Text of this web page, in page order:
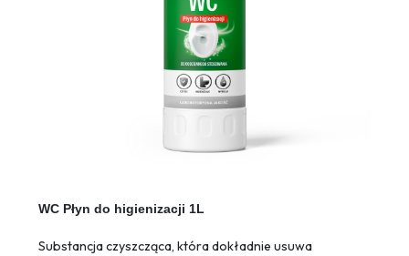
WC Płyn do higienizacji 1L
Substancja czyszcząca, która dokładnie usuwa